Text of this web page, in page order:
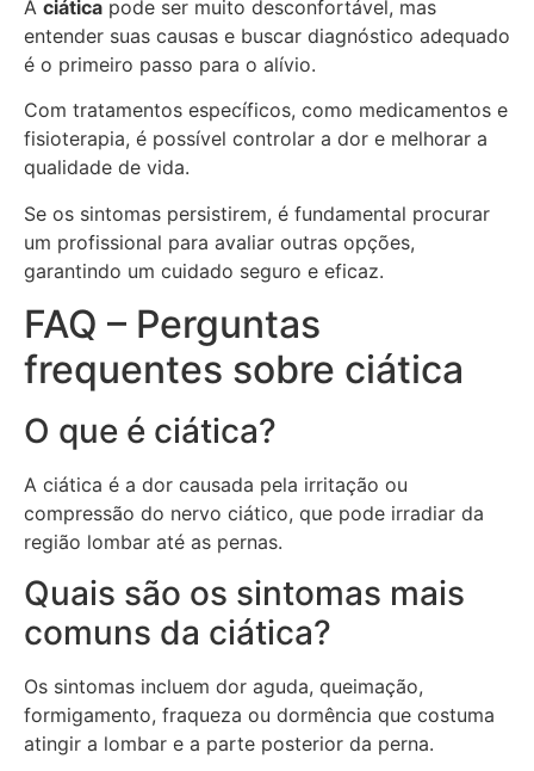
A ciática pode ser muito desconfortável, mas
entender suas causas e buscar diagnóstico adequado
é o primeiro passo para o alívio.
Com tratamentos específicos, como medicamentos e
fisioterapia, é possível controlar a dor e melhorar a
qualidade de vida.
Se os sintomas persistirem, é fundamental procurar
um profissional para avaliar outras opções,
garantindo um cuidado seguro e eficaz.
FAQ – Perguntas
frequentes sobre ciática
O que é ciática?
A ciática é a dor causada pela irritação ou
compressão do nervo ciático, que pode irradiar da
região lombar até as pernas.
Quais são os sintomas mais
comuns da ciática?
Os sintomas incluem dor aguda, queimação,
formigamento, fraqueza ou dormência que costuma
atingir a lombar e a parte posterior da perna.